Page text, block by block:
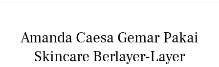
Amanda Caesa Gemar Pakai
Skincare Berlayer-Layer